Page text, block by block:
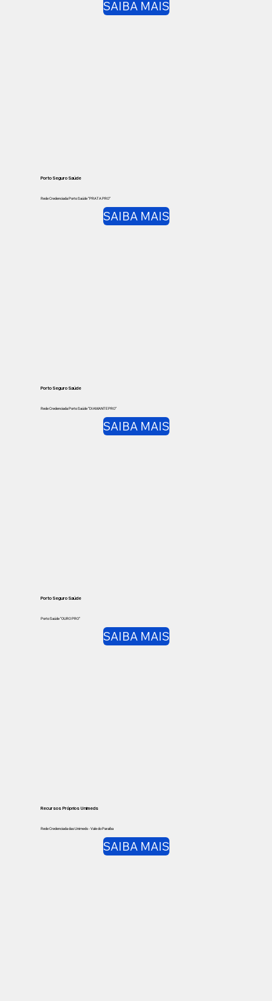
SAIBA MAIS
Porto Seguro Saúde
Rede Credenciada Porto Saúde “PRATA PRO”
SAIBA MAIS
Porto Seguro Saúde
Rede Credenciada Porto Saúde “DIAMANTE PRO”
SAIBA MAIS
Porto Seguro Saúde
Porto Saúde “OURO PRO”
SAIBA MAIS
Recursos Próprios Unimeds
Rede Credenciada das Unimeds - Vale do Paraíba
SAIBA MAIS